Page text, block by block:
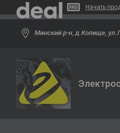
Начать
Минский р-н, д.Копище,